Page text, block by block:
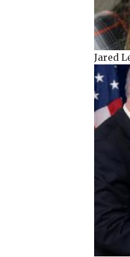
Jared